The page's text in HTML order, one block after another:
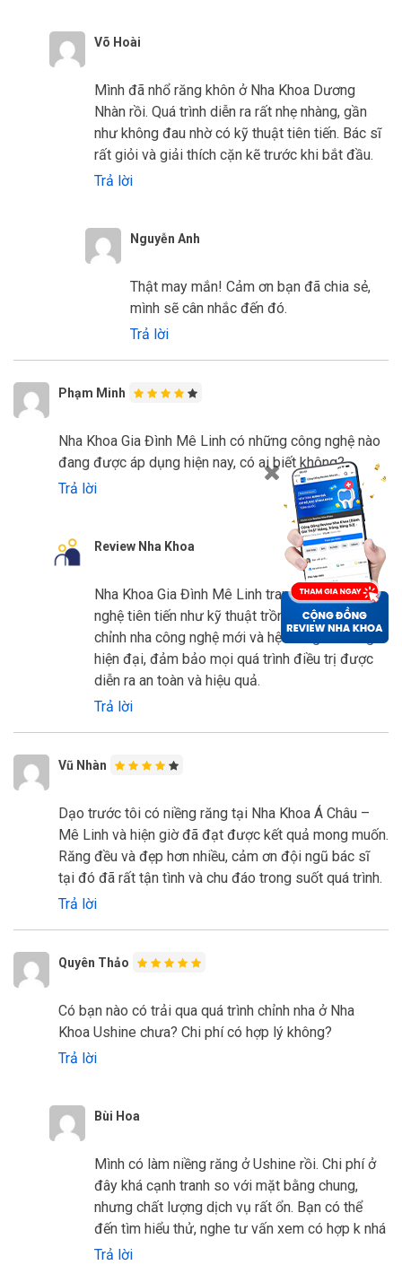
Võ Hoài
Mình đã nhổ răng khôn ở Nha Khoa Dương
Nhàn rồi. Quá trình diễn ra rất nhẹ nhàng, gần
như không đau nhờ có kỹ thuật tiên tiến. Bác sĩ
rất giỏi và giải thích cặn kẽ trước khi bắt đầu.
Trả lời
Nguyễn Anh
Thật may mắn! Cảm ơn bạn đã chia sẻ,
mình sẽ cân nhắc đến đó.
Trả lời
Phạm Minh
Nha Khoa Gia Đình Mê Linh có những công nghệ nào
đang được áp dụng hiện nay, có ai biết không?
Trả lời
Review Nha Khoa
Nha Khoa Gia Đình Mê Linh trang bị nhiều công
nghệ tiên tiến như kỹ thuật trồng răng implant,
chỉnh nha công nghệ mới và hệ thống vô trùng
hiện đại, đảm bảo mọi quá trình điều trị được
diễn ra an toàn và hiệu quả.
Trả lời
Vũ Nhàn
Dạo trước tôi có niềng răng tại Nha Khoa Á Châu –
Mê Linh và hiện giờ đã đạt được kết quả mong muốn.
Răng đều và đẹp hơn nhiều, cảm ơn đội ngũ bác sĩ
tại đó đã rất tận tình và chu đáo trong suốt quá trình.
Trả lời
Quyên Thảo
Có bạn nào có trải qua quá trình chỉnh nha ở Nha
Khoa Ushine chưa? Chi phí có hợp lý không?
Trả lời
Bùi Hoa
Mình có làm niềng răng ở Ushine rồi. Chi phí ở
đây khá cạnh tranh so với mặt bằng chung,
nhưng chất lượng dịch vụ rất ổn. Bạn có thể
đến tìm hiểu thử, nghe tư vấn xem có hợp k nhá
Trả lời